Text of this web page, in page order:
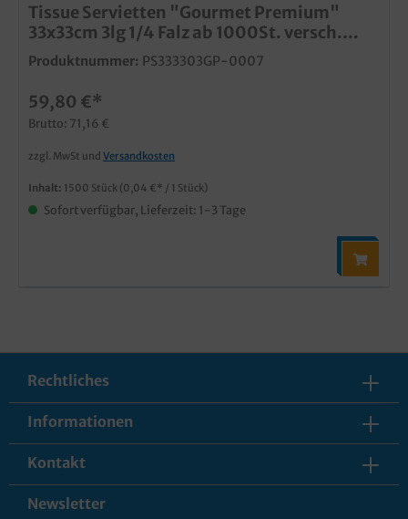
Tissue Servietten "Gourmet Premium"
33x33cm 3lg 1/4 Falz ab 1000St. versch.
Farben wählbar
Produktnummer: PS333303GP-0007
59,80 €*
Brutto: 71,16 €
zzgl. MwSt und Versandkosten
Inhalt: 1500 Stück (0,04 €* / 1 Stück)
Sofort verfügbar, Lieferzeit: 1-3 Tage
Rechtliches
Informationen
Kontakt
Newsletter